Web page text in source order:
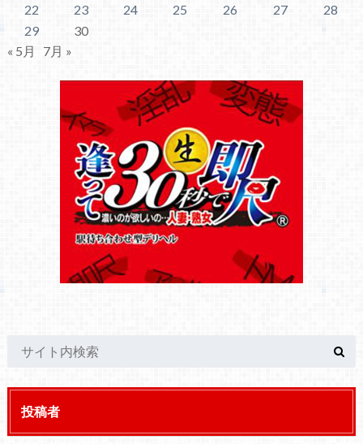
22
23 24 25 26 27
28
29
30
« 5月
7月 »
投稿者